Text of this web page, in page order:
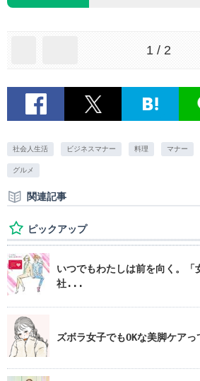
1 / 2
社会人生活 ビジネスマナー 料理 マナー
グルメ
関連記事
ピックアップ
いつでもわたしは前を向く。「
社...
ズボラ女子でもOKな美脚ケアっ